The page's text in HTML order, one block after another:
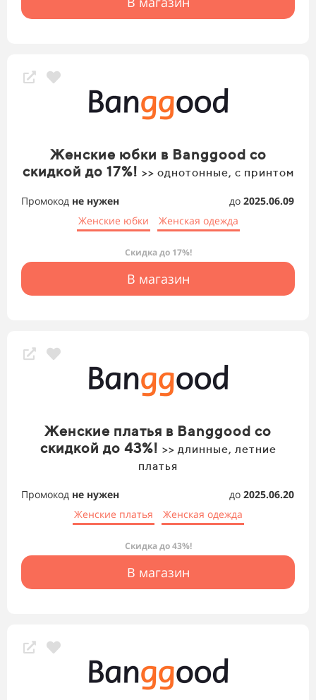
Женские юбки в Banggood со
скидкой до 17%! >> однотонные, с принтом
Промокод не нужен до 2025.06.09
Женские юбки
Женская одежда
Скидка до 17%!
В магазин
Женские платья в Banggood со
скидкой до 43%! >> длинные, летние
платья
Промокод не нужен до 2025.06.20
Женские платья
Женская одежда
Скидка до 43%!
В магазин